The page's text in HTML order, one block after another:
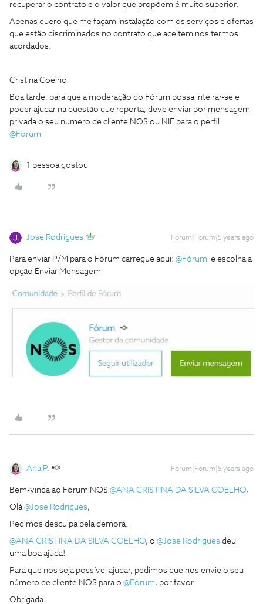
recuperar o contrato e o valor que propõem é muito superior.
Apenas quero que me façam instalação com os serviços e ofertas
que estão discriminados no contrato que aceitem nos termos
acordados.
Cristina Coelho
Boa tarde, para que a moderação do Fórum possa inteirar-se e
poder ajudar na questão que reporta, deve enviar por mensagem
privada o seu numero de cliente NOS ou NIF para o perfil
@Fórum
1 pessoa gostou
Jose Rodrigues Forum|Forum|5 years ago
Para enviar P/M para o Fórum carregue aqui: @Fórum e escolha a
opção Enviar Mensagem
Ana P. Forum|Forum|5 years ago
Bem-vinda ao Fórum NOS @ANA CRISTINA DA SILVA COELHO,
Olá@Jose Rodrigues,
Pedimos desculpa pela demora.
@ANA CRISTINA DA SILVA COELHO, o @Jose Rodrigues deu
uma boa ajuda!
Para que nos seja possível ajudar, pedimos que nos envie o seu
número de cliente NOS para o @Fórum, por favor.
Obrigada